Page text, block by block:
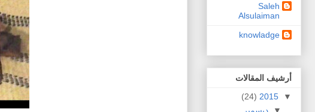
Saleh
Alsulaiman
knowladge
أرشيف المقالات
▼
2015
(24)